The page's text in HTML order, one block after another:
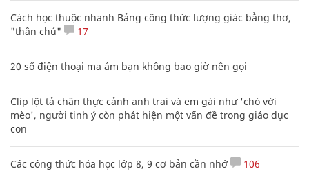
Cách học thuộc nhanh Bảng công thức lượng giác bằng thơ,
"thần chú"
17
20 số điện thoại ma ám bạn không bao giờ nên gọi
Clip lột tả chân thực cảnh anh trai và em gái như 'chó với
mèo', người tinh ý còn phát hiện một vấn đề trong giáo dục
con
Các công thức hóa học lớp 8, 9 cơ bản cần nhớ 106